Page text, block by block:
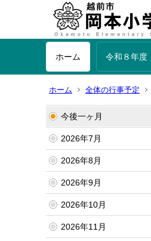
ホーム 令和８年度
ホーム 全体の行事予定
今後一ヶ月
2026年7月
2026年8月
2026年9月
2026年10月
2026年11月